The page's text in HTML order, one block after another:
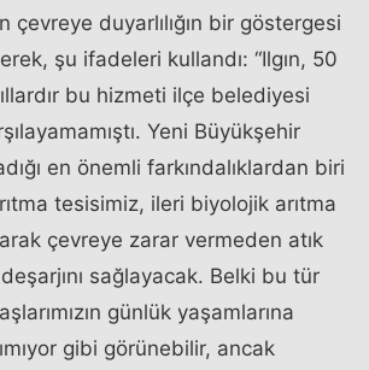
çevreye duyarlılığın bir göstergesi
şu ifadeleri kullandı: “Ilgın, 50
bu hizmeti ilçe belediyesi
Yeni Büyükşehir
en önemli farkındalıklardan biri
tesisimiz, ileri biyolojik arıtma
çevreye zarar vermeden atık
sağlayacak. Belki bu tür
günlük yaşamlarına
gibi görünebilir, ancak